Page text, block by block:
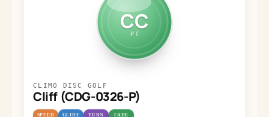
CC
PT
CLIMO DISC GOLF
Cliff (CDG-0326-P)
SPEED GLIDE TURN FADE